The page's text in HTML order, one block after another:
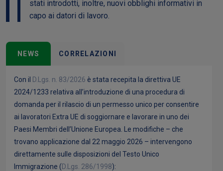
stati introdotti, inoltre, nuovi obblighi informativi in
capo ai datori di lavoro.
NEWS CORRELAZIONI
Con il D.Lgs. n. 83/2026 è stata recepita la direttiva UE
2024/1233 relativa all’introduzione di una procedura di
domanda per il rilascio di un permesso unico per consentire
ai lavoratori Extra UE di soggiornare e lavorare in uno dei
Paesi Membri dell’Unione Europea. Le modifiche – che
trovano applicazione dal 22 maggio 2026 – intervengono
direttamente sulle disposizioni del Testo Unico
Immigrazione (D.Lgs. 286/1998):